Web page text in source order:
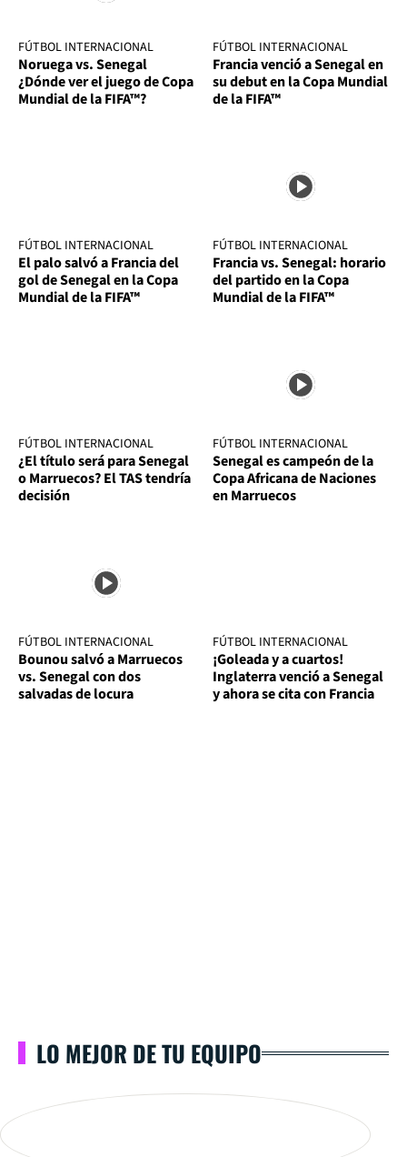
FÚTBOL INTERNACIONAL
Noruega vs. Senegal
¿Dónde ver el juego de Copa
Mundial de la FIFA™?
FÚTBOL INTERNACIONAL
Francia venció a Senegal en
su debut en la Copa Mundial
de la FIFA™
FÚTBOL INTERNACIONAL
El palo salvó a Francia del
gol de Senegal en la Copa
Mundial de la FIFA™
FÚTBOL INTERNACIONAL
Francia vs. Senegal: horario
del partido en la Copa
Mundial de la FIFA™
FÚTBOL INTERNACIONAL
¿El título será para Senegal
o Marruecos? El TAS tendría
decisión
FÚTBOL INTERNACIONAL
Senegal es campeón de la
Copa Africana de Naciones
en Marruecos
FÚTBOL INTERNACIONAL
Bounou salvó a Marruecos
vs. Senegal con dos
salvadas de locura
FÚTBOL INTERNACIONAL
¡Goleada y a cuartos!
Inglaterra venció a Senegal
y ahora se cita con Francia
LO MEJOR DE TU EQUIPO